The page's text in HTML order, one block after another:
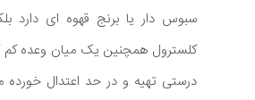
سبوس دار یا برنج قهوه ای دارد
کلسترول همچنین یک میان وعده کم
درستی تهیه و در حد اعتدال